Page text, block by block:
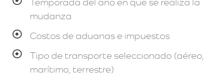
mudanza
Costos de aduanas e impuestos
Tipo de transporte seleccionado (aéreo,
marítimo, terrestre)